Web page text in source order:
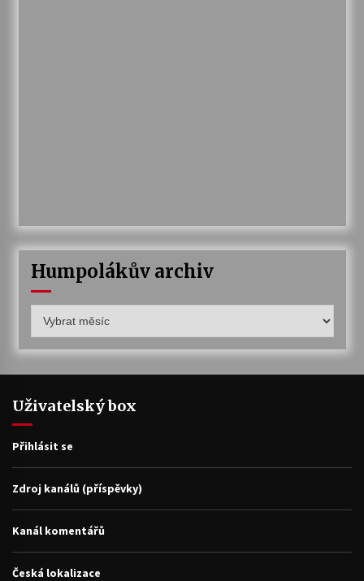
Humpolákův archiv
archiv
Uživatelský box
Přihlásit se
Zdroj kanálů (příspěvky)
Kanál komentářů
Česká lokalizace